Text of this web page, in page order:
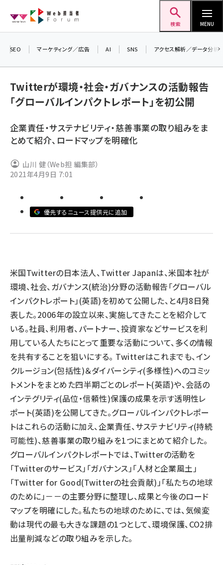
ン
検索 MENU
ai (2820)
note (2322)
z世代 (1629)
SEO マーケティング／広告 AI SNS アクセス解析／データ分析
Twitterが環境・社会・ガバナンスの活動報告
「グローバルインパクトレポート」を初公開
企業責任・サステナビリティ・慈善事業の取り組みをま
とめて紹介、ロードマップを明確化
山川 健（Web担 編集部）
2021年4月9日 7:01
優先するニュース提供元に追加
米国Twitterの日本法人、Twitter Japanは、米国本社が
環境、社会、ガバナンス(統治)分野の活動報告「グローバル
インパクトレポート」(英語)を初めて公開した、と4月8日発
表した。2006年の設立以来、実施してきたことを紹介して
いる。社員、利用者、パートナー、投資家などサービスを利
用している人たちにとって重要な活動について、多くの情報
を共有することを狙いにする。 Twitterはこれまでも、イン
クルージョン(包括性)＆ダイバーシティ(多様性)へのコミッ
トメントをまとめた四半期ごとのレポート(英語)や、会話の
インテグリティ(品位・信頼性)保護の成果を示す透明性レ
ポート(英語)を公開してきた。グローバルインパクトレポー
トはこれらの活動に加え、企業責任、サステナビリティ(持続
可能性)、慈善事業の取り組みを1つにまとめて紹介した。
グローバルインパクトレポートでは、Twitterの活動を
「Twitterのサービス」「ガバナンス」「人材と企業風土」
「Twitter for Good(Twitterの社会貢献)」「私たちの地球
のために」－－の主要分野に整理し、成果と今後のロード
マップを明確にした。私たちの地球のために、では、気候変
動は現代の最も大きな課題の1つとして、環境保護、CO2排
出量削減などの取り組みを示した。